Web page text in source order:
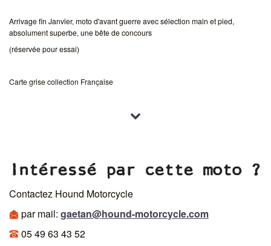
Arrivage fin Janvier, moto d'avant guerre avec sélection main et pied,
absolument superbe, une bête de concours
(réservée pour essai)
Carte grise collection Française
Plus de renseignements et de photos contactez-nous au 06 08 03 91 19
Intéressé par cette moto ?
Contactez Hound Motorcycle
par mail: gaetan@hound-motorcycle.com
05 49 63 43 52